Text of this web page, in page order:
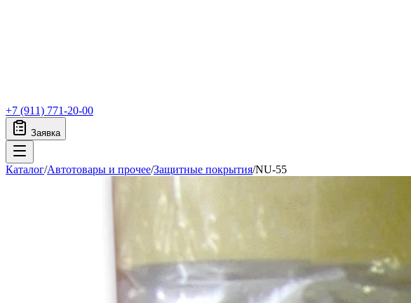
+7 (911) 771-20-00
Заявка
Каталог/Автотовары и прочее/Защитные покрытия/NU-55